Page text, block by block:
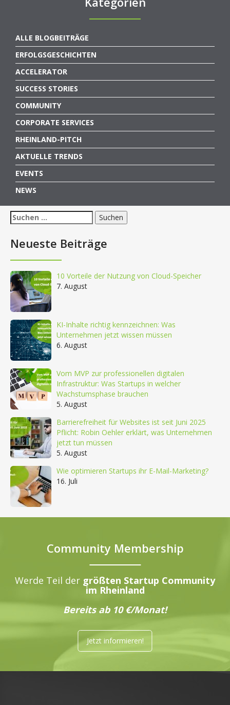
ALLE BLOGBEITRÄGE
ERFOLGSGESCHICHTEN
ACCELERATOR
SUCCESS STORIES
COMMUNITY
CORPORATE SERVICES
RHEINLAND-PITCH
AKTUELLE TRENDS
EVENTS
NEWS
Suchen
nach:
Neueste Beiträge
10 Vorteile der Nutzung von Cloud-Speicher
7. August
KI-Inhalte richtig kennzeichnen: Was
Unternehmen jetzt wissen müssen
6. August
Vom MVP zur professionellen digitalen
Infrastruktur: Was Startups in welcher
Wachstumsphase brauchen
5. August
Barrierefreiheit für Websites ist seit Juni 2025
Pflicht: Robin Oehler erklärt, was Unternehmen
jetzt tun müssen
5. August
Wie optimieren Startups ihr E-Mail-Marketing?
16. Juli
Community Membership
Werde Teil der größten Startup Community
im Rheinland
Bereits ab 10 €/Monat!
Jetzt informieren!